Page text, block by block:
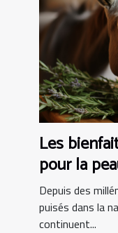
Les
pour la
dans les
Depuis des
puisés dans la
continuent...